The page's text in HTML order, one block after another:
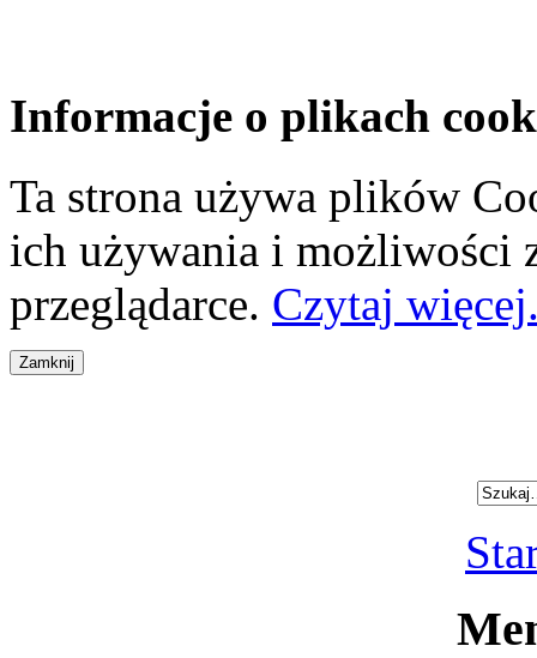
Informacje o plikach
Ta strona używa plików
ich używania i możliwości
przeglądarce. Czytaj